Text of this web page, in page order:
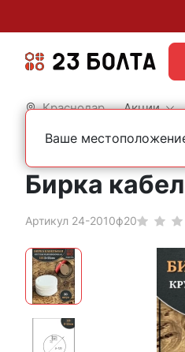
Краснодар Акции
Главная Фасованный крепеж
Бирка
Артикул 24-2010ф20
Ваше